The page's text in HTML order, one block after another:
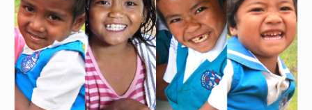
Kehendak
Tuhan